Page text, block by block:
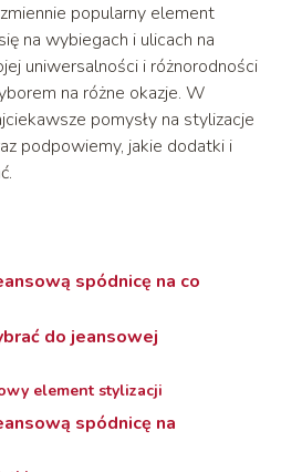
popularny element
na wybiegach i ulicach na
uniwersalności i różnorodności
na różne okazje. W
pomysły na stylizacje
podpowiemy, jakie dodatki i
spódnicę na co
do jeansowej
element stylizacji
spódnicę na